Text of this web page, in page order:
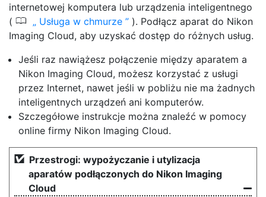
internetowej komputera lub urządzenia inteligentnego
( 0 Usługa w chmurze
). Podłącz aparat do Nikon
Imaging Cloud, aby uzyskać dostęp do różnych usług.
Jeśli raz nawiążesz połączenie między aparatem a
Nikon Imaging Cloud, możesz korzystać z usługi
przez Internet, nawet jeśli w pobliżu nie ma żadnych
inteligentnych urządzeń ani komputerów.
Szczegółowe instrukcje można znaleźć w pomocy
online firmy Nikon Imaging Cloud.
Przestrogi: wypożyczanie i utylizacja
aparatów podłączonych do Nikon Imaging
Cloud